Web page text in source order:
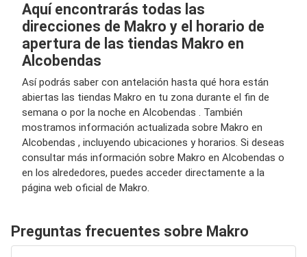
Aquí encontrarás todas las
direcciones de Makro y el horario de
apertura de las tiendas Makro en
Alcobendas
Así podrás saber con antelación hasta qué hora están
abiertas las tiendas Makro en tu zona durante el fin de
semana o por la noche en Alcobendas . También
mostramos información actualizada sobre Makro en
Alcobendas , incluyendo ubicaciones y horarios. Si deseas
consultar más información sobre Makro en Alcobendas o
en los alrededores, puedes acceder directamente a la
página web oficial de Makro.
Preguntas frecuentes sobre Makro